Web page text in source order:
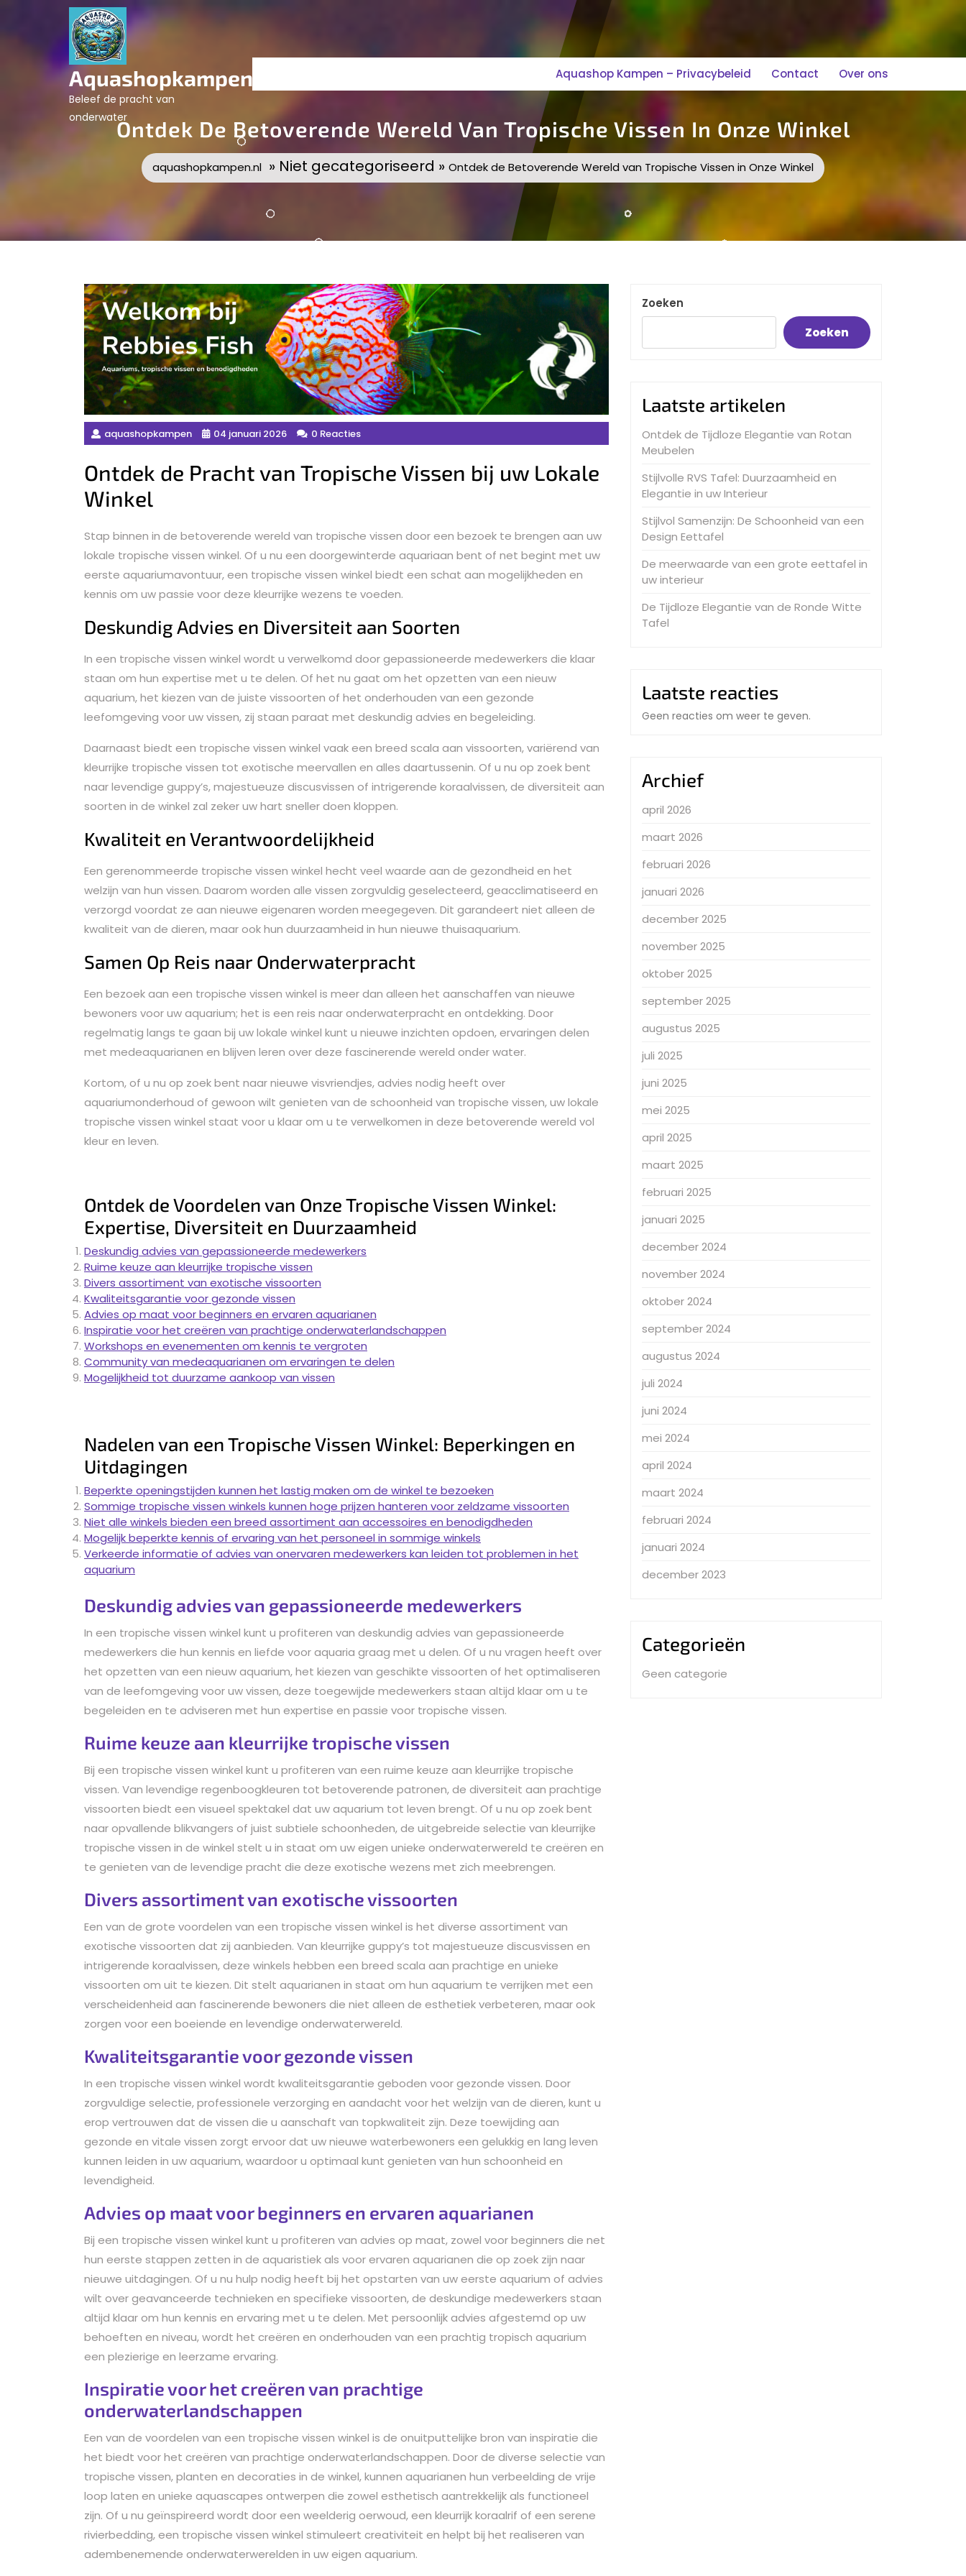
Aquashopkampen.nl
Beleef de pracht van
onderwater
Aquashop Kampen – Privacybeleid Contact Over ons
Ontdek De Betoverende Wereld Van Tropische Vissen In Onze Winkel
aquashopkampen.nl » Niet gecategoriseerd » Ontdek de Betoverende Wereld van Tropische Vissen in Onze Winkel
aquashopkampen 04 januari 2026 0 Reacties
Ontdek de Pracht van Tropische Vissen bij uw Lokale
Winkel
Stap binnen in de betoverende wereld van tropische vissen door een bezoek te brengen aan uw
lokale tropische vissen winkel. Of u nu een doorgewinterde aquariaan bent of net begint met uw
eerste aquariumavontuur, een tropische vissen winkel biedt een schat aan mogelijkheden en
kennis om uw passie voor deze kleurrijke wezens te voeden.
Deskundig Advies en Diversiteit aan Soorten
In een tropische vissen winkel wordt u verwelkomd door gepassioneerde medewerkers die klaar
staan om hun expertise met u te delen. Of het nu gaat om het opzetten van een nieuw
aquarium, het kiezen van de juiste vissoorten of het onderhouden van een gezonde
leefomgeving voor uw vissen, zij staan paraat met deskundig advies en begeleiding.
Daarnaast biedt een tropische vissen winkel vaak een breed scala aan vissoorten, variërend van
kleurrijke tropische vissen tot exotische meervallen en alles daartussenin. Of u nu op zoek bent
naar levendige guppy’s, majestueuze discusvissen of intrigerende koraalvissen, de diversiteit aan
soorten in de winkel zal zeker uw hart sneller doen kloppen.
Kwaliteit en Verantwoordelijkheid
Een gerenommeerde tropische vissen winkel hecht veel waarde aan de gezondheid en het
welzijn van hun vissen. Daarom worden alle vissen zorgvuldig geselecteerd, geacclimatiseerd en
verzorgd voordat ze aan nieuwe eigenaren worden meegegeven. Dit garandeert niet alleen de
kwaliteit van de dieren, maar ook hun duurzaamheid in hun nieuwe thuisaquarium.
Samen Op Reis naar Onderwaterpracht
Een bezoek aan een tropische vissen winkel is meer dan alleen het aanschaffen van nieuwe
bewoners voor uw aquarium; het is een reis naar onderwaterpracht en ontdekking. Door
regelmatig langs te gaan bij uw lokale winkel kunt u nieuwe inzichten opdoen, ervaringen delen
met medeaquarianen en blijven leren over deze fascinerende wereld onder water.
Kortom, of u nu op zoek bent naar nieuwe visvriendjes, advies nodig heeft over
aquariumonderhoud of gewoon wilt genieten van de schoonheid van tropische vissen, uw lokale
tropische vissen winkel staat voor u klaar om u te verwelkomen in deze betoverende wereld vol
kleur en leven.
Ontdek de Voordelen van Onze Tropische Vissen Winkel:
Expertise, Diversiteit en Duurzaamheid
Deskundig advies van gepassioneerde medewerkers
Ruime keuze aan kleurrijke tropische vissen
Divers assortiment van exotische vissoorten
Kwaliteitsgarantie voor gezonde vissen
Advies op maat voor beginners en ervaren aquarianen
Inspiratie voor het creëren van prachtige onderwaterlandschappen
Workshops en evenementen om kennis te vergroten
Community van medeaquarianen om ervaringen te delen
Mogelijkheid tot duurzame aankoop van vissen
Nadelen van een Tropische Vissen Winkel: Beperkingen en
Uitdagingen
Beperkte openingstijden kunnen het lastig maken om de winkel te bezoeken
Sommige tropische vissen winkels kunnen hoge prijzen hanteren voor zeldzame vissoorten
Niet alle winkels bieden een breed assortiment aan accessoires en benodigdheden
Mogelijk beperkte kennis of ervaring van het personeel in sommige winkels
Verkeerde informatie of advies van onervaren medewerkers kan leiden tot problemen in het
aquarium
Deskundig advies van gepassioneerde medewerkers
In een tropische vissen winkel kunt u profiteren van deskundig advies van gepassioneerde
medewerkers die hun kennis en liefde voor aquaria graag met u delen. Of u nu vragen heeft over
het opzetten van een nieuw aquarium, het kiezen van geschikte vissoorten of het optimaliseren
van de leefomgeving voor uw vissen, deze toegewijde medewerkers staan altijd klaar om u te
begeleiden en te adviseren met hun expertise en passie voor tropische vissen.
Ruime keuze aan kleurrijke tropische vissen
Bij een tropische vissen winkel kunt u profiteren van een ruime keuze aan kleurrijke tropische
vissen. Van levendige regenboogkleuren tot betoverende patronen, de diversiteit aan prachtige
vissoorten biedt een visueel spektakel dat uw aquarium tot leven brengt. Of u nu op zoek bent
naar opvallende blikvangers of juist subtiele schoonheden, de uitgebreide selectie van kleurrijke
tropische vissen in de winkel stelt u in staat om uw eigen unieke onderwaterwereld te creëren en
te genieten van de levendige pracht die deze exotische wezens met zich meebrengen.
Divers assortiment van exotische vissoorten
Een van de grote voordelen van een tropische vissen winkel is het diverse assortiment van
exotische vissoorten dat zij aanbieden. Van kleurrijke guppy’s tot majestueuze discusvissen en
intrigerende koraalvissen, deze winkels hebben een breed scala aan prachtige en unieke
vissoorten om uit te kiezen. Dit stelt aquarianen in staat om hun aquarium te verrijken met een
verscheidenheid aan fascinerende bewoners die niet alleen de esthetiek verbeteren, maar ook
zorgen voor een boeiende en levendige onderwaterwereld.
Kwaliteitsgarantie voor gezonde vissen
In een tropische vissen winkel wordt kwaliteitsgarantie geboden voor gezonde vissen. Door
zorgvuldige selectie, professionele verzorging en aandacht voor het welzijn van de dieren, kunt u
erop vertrouwen dat de vissen die u aanschaft van topkwaliteit zijn. Deze toewijding aan
gezonde en vitale vissen zorgt ervoor dat uw nieuwe waterbewoners een gelukkig en lang leven
kunnen leiden in uw aquarium, waardoor u optimaal kunt genieten van hun schoonheid en
levendigheid.
Advies op maat voor beginners en ervaren aquarianen
Bij een tropische vissen winkel kunt u profiteren van advies op maat, zowel voor beginners die net
hun eerste stappen zetten in de aquaristiek als voor ervaren aquarianen die op zoek zijn naar
nieuwe uitdagingen. Of u nu hulp nodig heeft bij het opstarten van uw eerste aquarium of advies
wilt over geavanceerde technieken en specifieke vissoorten, de deskundige medewerkers staan
altijd klaar om hun kennis en ervaring met u te delen. Met persoonlijk advies afgestemd op uw
behoeften en niveau, wordt het creëren en onderhouden van een prachtig tropisch aquarium
een plezierige en leerzame ervaring.
Inspiratie voor het creëren van prachtige
onderwaterlandschappen
Een van de voordelen van een tropische vissen winkel is de onuitputtelijke bron van inspiratie die
het biedt voor het creëren van prachtige onderwaterlandschappen. Door de diverse selectie van
tropische vissen, planten en decoraties in de winkel, kunnen aquarianen hun verbeelding de vrije
loop laten en unieke aquascapes ontwerpen die zowel esthetisch aantrekkelijk als functioneel
zijn. Of u nu geïnspireerd wordt door een weelderig oerwoud, een kleurrijk koraalrif of een serene
rivierbedding, een tropische vissen winkel stimuleert creativiteit en helpt bij het realiseren van
adembenemende onderwaterwerelden in uw eigen aquarium.
Zoeken
Zoeken
Laatste artikelen
Ontdek de Tijdloze Elegantie van Rotan
Meubelen
Stijlvolle RVS Tafel: Duurzaamheid en
Elegantie in uw Interieur
Stijlvol Samenzijn: De Schoonheid van een
Design Eettafel
De meerwaarde van een grote eettafel in
uw interieur
De Tijdloze Elegantie van de Ronde Witte
Tafel
Laatste reacties
Geen reacties om weer te geven.
Archief
april 2026
maart 2026
februari 2026
januari 2026
december 2025
november 2025
oktober 2025
september 2025
augustus 2025
juli 2025
juni 2025
mei 2025
april 2025
maart 2025
februari 2025
januari 2025
december 2024
november 2024
oktober 2024
september 2024
augustus 2024
juli 2024
juni 2024
mei 2024
april 2024
maart 2024
februari 2024
januari 2024
december 2023
Categorieën
Geen categorie